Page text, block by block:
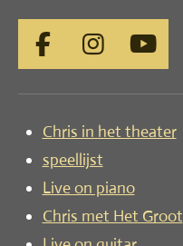
F
c
e
o
o
k
I
s
t
a
g
r
a
Y
u
T
Chris in het theater
speellijst
Live on piano
Chris met Het Groot